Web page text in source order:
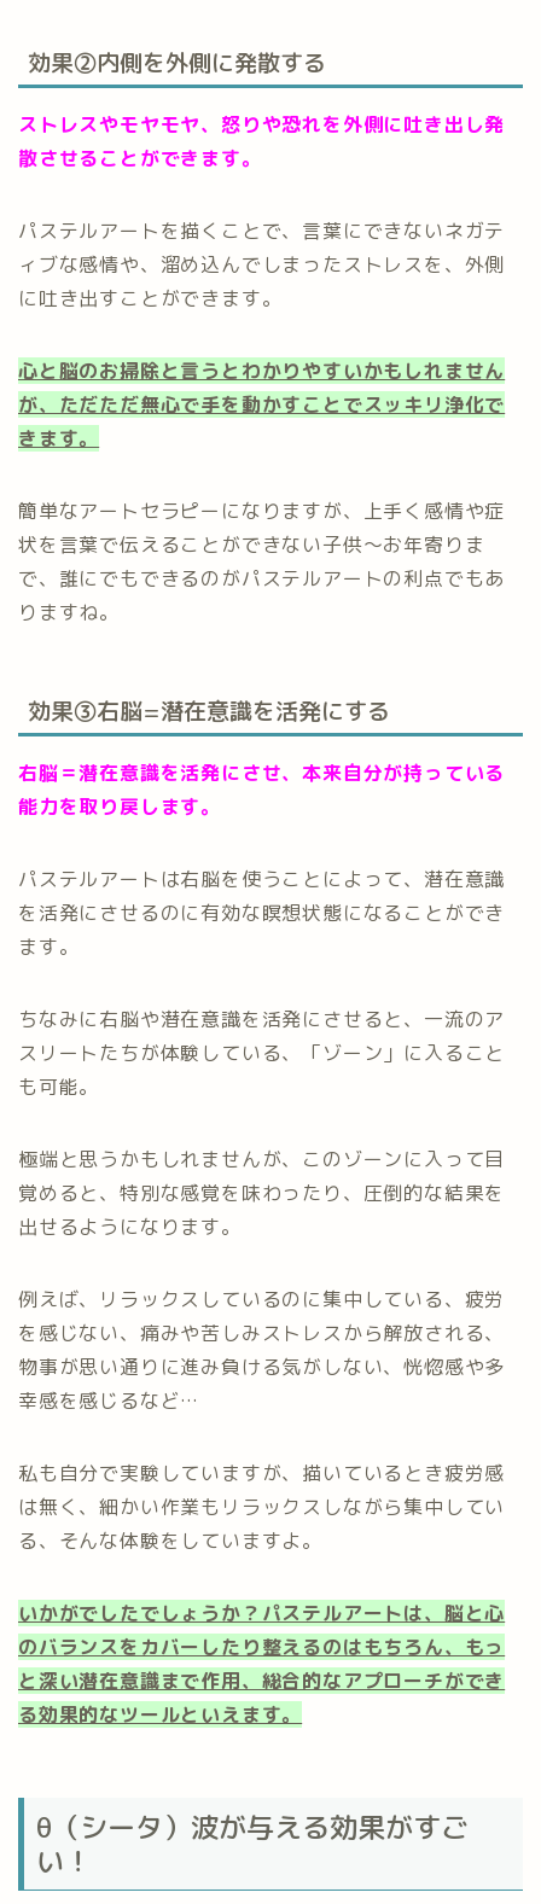
効果②内側を外側に発散する
ストレスやモヤモヤ、怒りや恐れを外側に吐き出し発
散させることができます。
パステルアートを描くことで、言葉にできないネガテ
ィブな感情や、溜め込んでしまったストレスを、外側
に吐き出すことができます。
心と脳のお掃除と言うとわかりやすいかもしれません
が、ただただ無心で手を動かすことでスッキリ浄化で
きます。
簡単なアートセラピーになりますが、上手く感情や症
状を言葉で伝えることができない子供〜お年寄りま
で、誰にでもできるのがパステルアートの利点でもあ
りますね。
効果③右脳=潜在意識を活発にする
右脳＝潜在意識を活発にさせ、本来自分が持っている
能力を取り戻します。
パステルアートは右脳を使うことによって、潜在意識
を活発にさせるのに有効な瞑想状態になることができ
ます。
ちなみに右脳や潜在意識を活発にさせると、一流のア
スリートたちが体験している、「ゾーン」に入ること
も可能。
極端と思うかもしれませんが、このゾーンに入って目
覚めると、特別な感覚を味わったり、圧倒的な結果を
出せるようになります。
例えば、リラックスしているのに集中している、疲労
を感じない、痛みや苦しみストレスから解放される、
物事が思い通りに進み負ける気がしない、恍惚感や多
幸感を感じるなど…
私も自分で実験していますが、描いているとき疲労感
は無く、細かい作業もリラックスしながら集中してい
る、そんな体験をしていますよ。
いかがでしたでしょうか？パステルアートは、脳と心
のバランスをカバーしたり整えるのはもちろん、もっ
と深い潜在意識まで作用、総合的なアプローチができ
る効果的なツールといえます。
θ（シータ）波が与える効果がすご
い！